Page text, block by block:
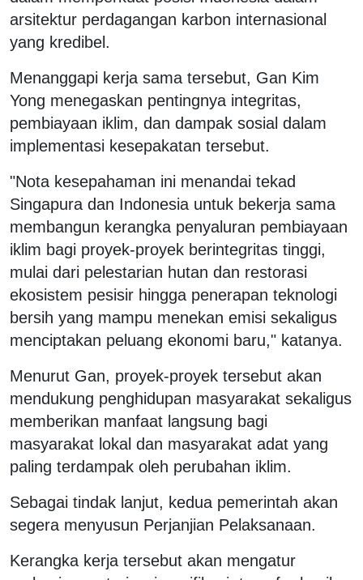
arsitektur perdagangan karbon internasional
yang kredibel.
Menanggapi kerja sama tersebut, Gan Kim
Yong menegaskan pentingnya integritas,
pembiayaan iklim, dan dampak sosial dalam
implementasi kesepakatan tersebut.
"Nota kesepahaman ini menandai tekad
Singapura dan Indonesia untuk bekerja sama
membangun kerangka penyaluran pembiayaan
iklim bagi proyek-proyek berintegritas tinggi,
mulai dari pelestarian hutan dan restorasi
ekosistem pesisir hingga penerapan teknologi
bersih yang mampu menekan emisi sekaligus
menciptakan peluang ekonomi baru," katanya.
Menurut Gan, proyek-proyek tersebut akan
mendukung penghidupan masyarakat sekaligus
memberikan manfaat langsung bagi
masyarakat lokal dan masyarakat adat yang
paling terdampak oleh perubahan iklim.
Sebagai tindak lanjut, kedua pemerintah akan
segera menyusun Perjanjian Pelaksanaan.
Kerangka kerja tersebut akan mengatur